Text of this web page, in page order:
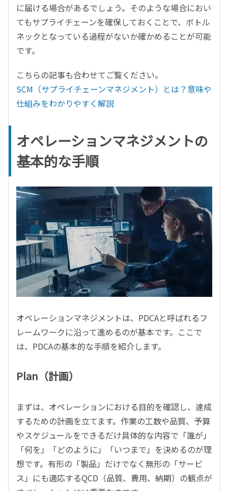
に届ける場合があるでしょう。そのような場合におい
てもサプライチェーンを確保しておくことで、ボトル
ネックとなっている過程がないか確かめることが可能
です。
こちらの記事も合わせてご覧ください。
SCM（サプライチェーンマネジメント）とは？意味や
仕組みをわかりやすく解説
オペレーションマネジメントの
基本的な手順
オペレーションマネジメントは、PDCAと呼ばれるフ
レームワークに沿って進めるのが基本です。ここで
は、PDCAの基本的な手順を紹介します。
Plan（計画）
まずは、オペレーションにおける目的を確認し、達成
するための計画を立てます。作業の工数や品質、予算
やスケジュールをできるだけ具体的な内容で「誰が」
「何を」「どのように」「いつまで」を決めるのが理
想です。有形の「製品」だけでなく無形の「サービ
ス」にも適応するQCD（品質、費用、納期）の観点が